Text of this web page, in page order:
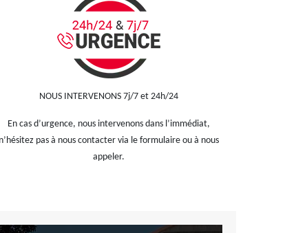
NOUS INTERVENONS 7j/7 et 24h/24
En cas d’urgence, nous intervenons dans l’immédiat,
n’hésitez pas à nous contacter via le formulaire ou à nous
appeler.